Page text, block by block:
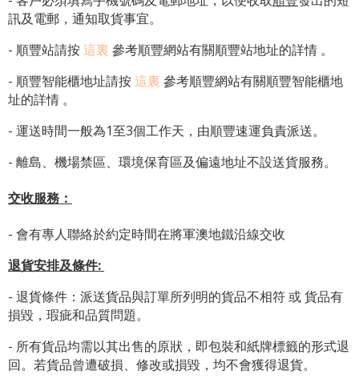
訊及電郵，通知取貨事宜。
- 順豐站請按這裏 參考順豐網站有關順豐站地址的詳情 。
- 順豐智能櫃地址請按這裏 參考順豐網站有關順豐智能櫃地
址的詳情 。
- 運送時間一般為1至3個工作天，由順豐速運負責派送。
- 離島、機場禁區、環境保育區及偏遠地址不設送貨服務。
交收服務：
- 會有專人聯絡於約定時間在將軍澳地鐵沿線交收
退貨安排及條件:
- 退貨條件：派送貨品與訂單所列明的貨品不相符 或 貨品有
損毀，瑕疵和品質問題。
- 所有貨品均需以其出售的原狀，即包裝和紙牌標籤的形式退
回。若貨品曾遭破損、修改或損毀，均不會獲得退貨。